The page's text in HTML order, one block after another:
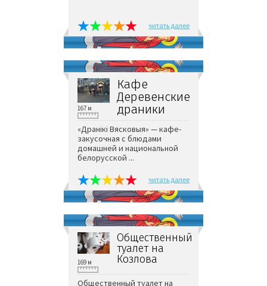
читать далее
Кафе
Деревенские
драники
167 м
«Дранiкi Вясковыя» — кафе-
закусочная с блюдами
домашней и национальной
белорусской ...
читать далее
Общественный
туалет на
Козлова
169 м
Общественный туалет на